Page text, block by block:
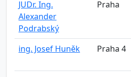
JUDr. Ing.
Alexander
Podrabský
Praha
ing. Josef Huněk Praha 4